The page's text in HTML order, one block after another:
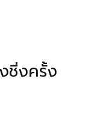
ชิ่งครั้ง